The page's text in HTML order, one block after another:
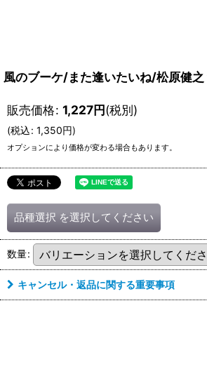
風のブーケ/また逢いたいね/松原健
販売価格: 1,227円(税別)
(税込: 1,350円)
オプションにより価格が変わる場合もあります。
品種選択 を選択してください
数量:
キャンセル・返品に関する重要事項